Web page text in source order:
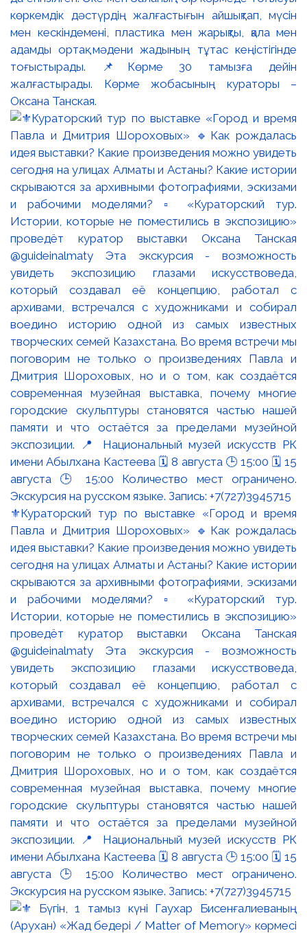
көркемдік дәстүрдің жалғастығын айшықтап, мүсін
мен кескіндемені, пластика мен жарықты, қала мен
адамды ортақ мәдени жадының тұтас кеңістігінде
тоғыстырады. 📌Көрме 30 тамызға дейін
жалғастырады. Көрме жобасының кураторы –
Оксана Танская.
⚜️Кураторский тур по выставке «Город и время
Павла и Дмитрия Шороховых» 🔹Как рождалась
идея выставки? Какие произведения можно увидеть
сегодня на улицах Алматы и Астаны? Какие истории
скрываются за архивными фотографиями, эскизами
и рабочими моделями? ▫️ «Кураторский тур.
Истории, которые не поместились в экспозицию»
проведёт куратор выставки Оксана Танская
@guideinalmaty Эта экскурсия - возможность
увидеть экспозицию глазами искусствоведа,
который создавал её концепцию, работал с
архивами, встречался с художниками и собирал
воедино историю одной из самых известных
творческих семей Казахстана. Во время встречи мы
поговорим не только о произведениях Павла и
Дмитрия Шороховых, но и о том, как создаётся
современная музейная выставка, почему многие
городские скульптуры становятся частью нашей
памяти и что остаётся за пределами музейной
экспозиции. 📍 Национальный музей искусств РК
имени Абылхана Кастеева 🗓 8 августа 🕒 15:00 🗓 15
августа 🕒 15:00 Количество мест ограничено.
Экскурсия на русском языке. Запись: +7(727)3945715